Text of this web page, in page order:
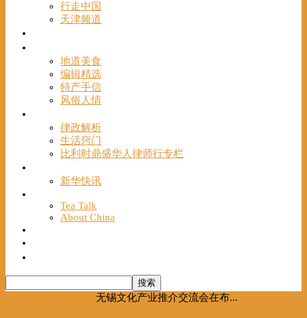
行走中国
天津频道
地道美食
编辑精选
特产手信
风俗人情
律政解析
生活窍门
比利时鼎盛华人律师行专栏
新华快讯
Tea Talk
About China
无锡文化产业推介交流会在布...